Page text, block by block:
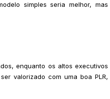
simples seria melhor, mas
enquanto os altos executivos
valorizado com uma boa PLR,